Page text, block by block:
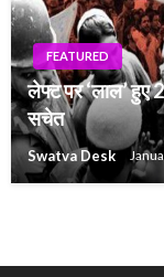
FEATURED
लेफ्ट पर ‘लाल’ हुए
सचेत
Swatva Desk
FEATURED
BJP के विधानसभा
Swatva Desk July